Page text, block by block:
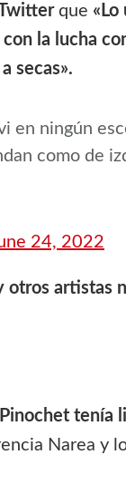
que
la lucha
secas».
en ningún
como de
24, 2022
artistas
tenía
Narea y